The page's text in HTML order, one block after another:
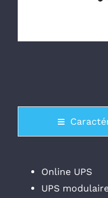
Online UPS
UPS